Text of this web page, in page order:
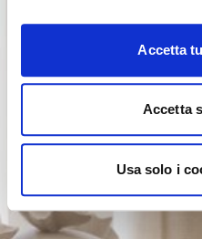
Accetta
Accetta
Usa solo i